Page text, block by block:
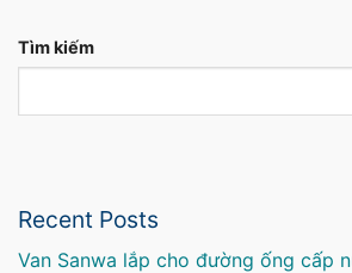
Tìm kiếm
Recent Posts
Van Sanwa lắp cho đường ống cấp